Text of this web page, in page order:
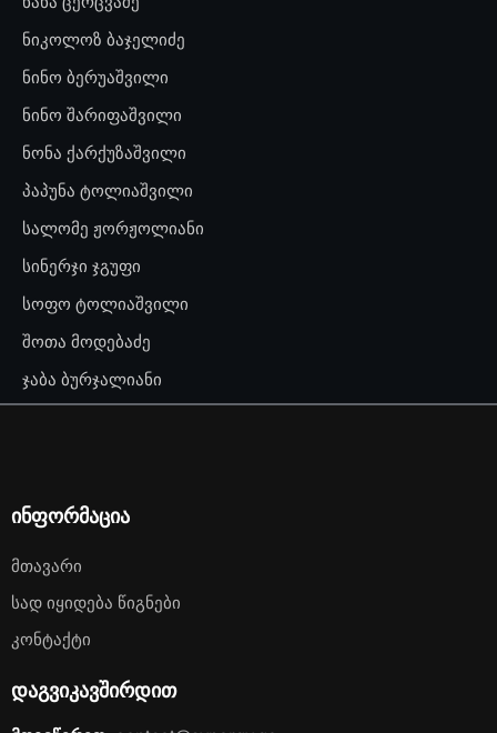
ნიკოლოზ ბაჯელიძე
ნინო ბერუაშვილი
ნინო შარიფაშვილი
ნონა ქარქუზაშვილი
პაპუნა ტოლიაშვილი
სალომე ჟორჟოლიანი
სინერჯი ჯგუფი
სოფო ტოლიაშვილი
შოთა მოდებაძე
ჯაბა ბურჯალიანი
ინფორმაცია
Მთავარი
Სად Იყიდება Წიგნები
Კონტაქტი
დაგვიკავშირდით